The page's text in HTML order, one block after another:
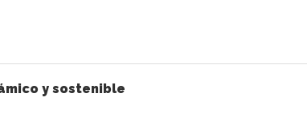
y sostenible